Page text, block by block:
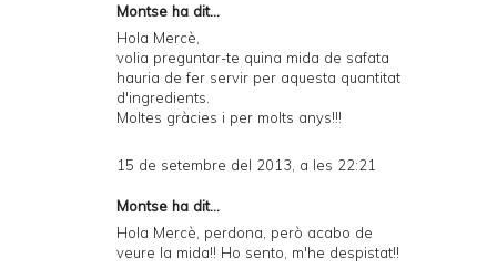
Montse ha dit...
Hola Mercè,
volia preguntar-te quina mida de safata
hauria de fer servir per aquesta quantitat
d'ingredients.
Moltes gràcies i per molts anys!!!
15 de setembre del 2013, a les 22:21
Montse ha dit...
Hola Mercè, perdona, però acabo de
veure la mida!! Ho sento, m'he despistat!!